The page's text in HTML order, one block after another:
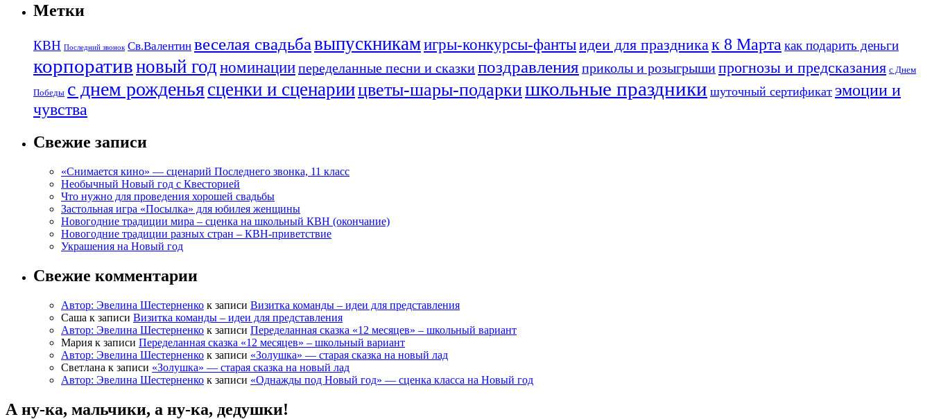
Метки
КВН Последний звонок Св.Валентин веселая свадьбавыпускникамигры-конкурсы-фантыидеи для праздникак 8 Мартакак подарить деньги
корпоративновый годноминациипеределанные песни и сказкипоздравления приколы и розыгрышипрогнозы и предсказания с Днем
Победы с днем рожденьясценки и сценариицветы-шары-подаркишкольные праздники шуточный сертификат эмоции и
чувства
Свежие записи
«Снимается кино» — сценарий Последнего звонка, 11 класс
Необычный Новый год с Квесторией
Что нужно для проведения хорошей свадьбы
Застольная игра «Посылка» для юбилея женщины
Новогодние традиции мира – сценка на школьный КВН (окончание)
Новогодние традиции разных стран – КВН-приветствие
Украшения на Новый год
Свежие комментарии
Автор: Эвелина Шестерненко к записи Визитка команды – идеи для представления
Саша к записи Визитка команды – идеи для представления
Автор: Эвелина Шестерненко к записи Переделанная сказка «12 месяцев» – школьный вариант
Мария к записи Переделанная сказка «12 месяцев» – школьный вариант
Автор: Эвелина Шестерненко к записи «Золушка» — старая сказка на новый лад
Светлана к записи «Золушка» — старая сказка на новый лад
Автор: Эвелина Шестерненко к записи «Однажды под Новый год» — сценка класса на Новый год
А ну-ка, мальчики, а ну-ка, дедушки!